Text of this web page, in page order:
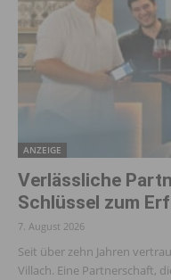
ANZEIGE
Verlässliche
Schlüssel zum
7. August 2026
Seit über zehn Jahren
Villach. Eine Partnerschaft,